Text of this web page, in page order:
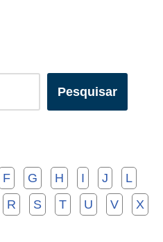
Pesquisar
F G H I J
L
R S T U V
X